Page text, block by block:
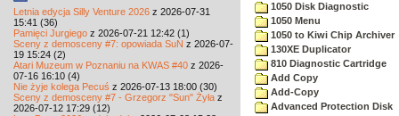
Letnia edycja Silly Venture 2026 z 2026-07-31
15:41 (36)
Pamięci Jurgiego z 2026-07-21 12:42 (1)
Sceny z demosceny #7: opowiada SuN z 2026-07-
19 15:24 (2)
Atari Muzeum w Poznaniu na KWAS #40 z 2026-
07-16 16:10 (4)
Nie żyje kolega Pecuś z 2026-07-13 18:00 (30)
Sceny z demosceny #7 - Grzegorz "Sun" Żyła z
2026-07-12 17:29 (12)
1050 Disk Diagnostic
1050 Menu
1050 to Kiwi Chip Archiver
130XE Duplicator
810 Diagnostic Cartridge
Add Copy
Add-Copy
Advanced Protection Disk